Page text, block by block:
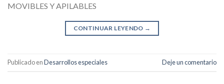
MOVIBLES Y APILABLES
CONTINUAR LEYENDO →
Publicado enDesarrollos especiales Deje un comentario